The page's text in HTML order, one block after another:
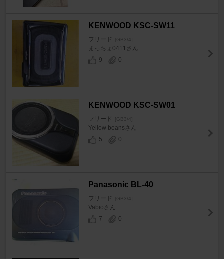
KENWOOD KSC-SW11
フリード [GB3/4]
まっちょ0411さん
9
0
KENWOOD KSC-SW01
フリード [GB3/4]
Yellow beansさん
5
0
Panasonic BL-40
フリード [GB3/4]
Vabioさん
7
0